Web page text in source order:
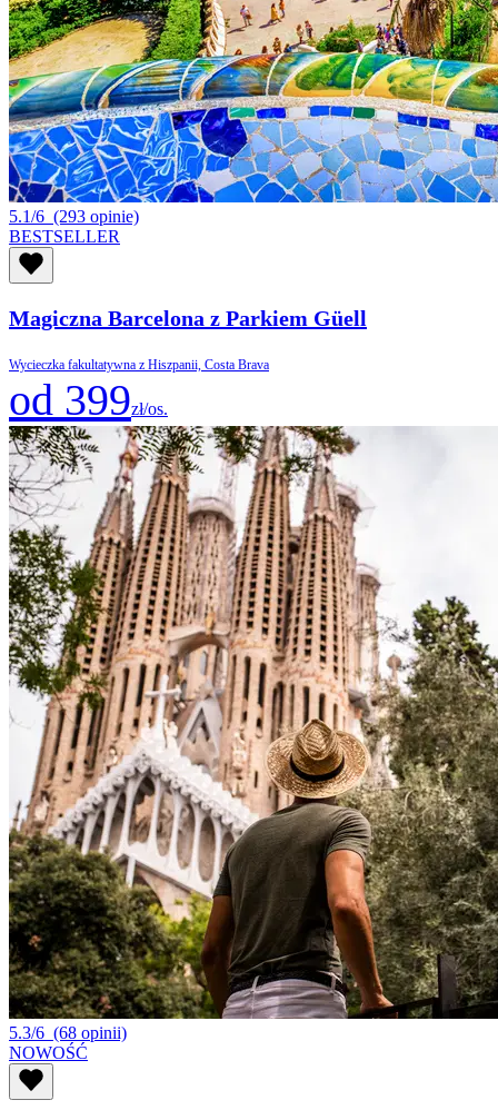
5.1/6 (293 opinie)
BESTSELLER
Magiczna Barcelona z Parkiem Güell
Wycieczka fakultatywna z Hiszpanii, Costa Brava
od 399zł/os.
5.3/6 (68 opinii)
NOWOŚĆ